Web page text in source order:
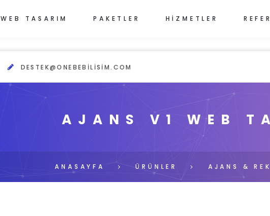
DESTEK@ONEBEBILISIM.COM
WEB TASARIM PAKETLER HİZMETLER
AJANS V1 WEB
ANASAYFA ÜRÜNLER AJANS &